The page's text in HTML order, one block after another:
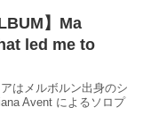
】Ma
led me to
はメルボルン出身のシ
Avent によるソロプ